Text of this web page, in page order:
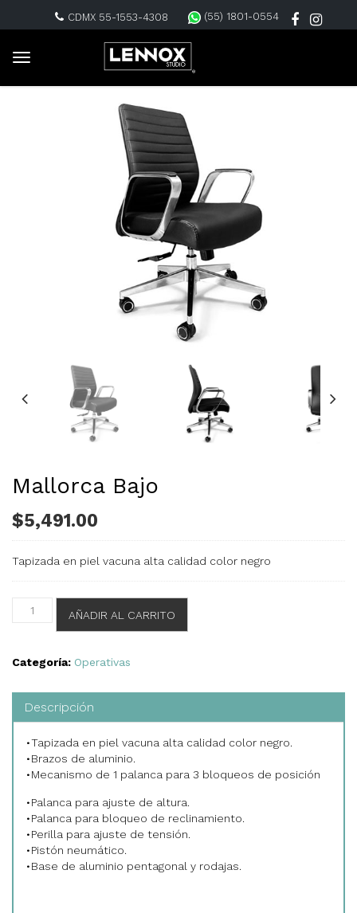
CDMX 55-1553-4308 (55) 1801-0554
Mallorca Bajo
$5,491.00
Tapizada en piel vacuna alta calidad color negro
Mallorca
AÑADIR AL CARRITO
Categoría: Operativas
Descripción
•Tapizada en piel vacuna alta calidad color negro.
•Brazos de aluminio.
•Mecanismo de 1 palanca para 3 bloqueos de posición
•Palanca para ajuste de altura.
•Palanca para bloqueo de reclinamiento.
•Perilla para ajuste de tensión.
•Pistón neumático.
•Base de aluminio pentagonal y rodajas.